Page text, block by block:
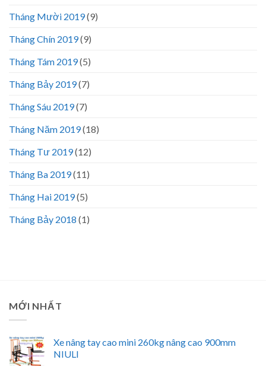
Tháng Mười 2019(9)
Tháng Chín 2019(9)
Tháng Tám 2019(5)
Tháng Bảy 2019(7)
Tháng Sáu 2019(7)
Tháng Năm 2019(18)
Tháng Tư 2019(12)
Tháng Ba 2019(11)
Tháng Hai 2019(5)
Tháng Bảy 2018 (1)
MỚI NHẤT
Xe nâng tay cao mini 260kg nâng cao 900mm
NIULI